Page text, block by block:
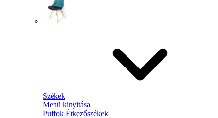
Székek
Menü kinyitása
Puffok Étkezőszékek